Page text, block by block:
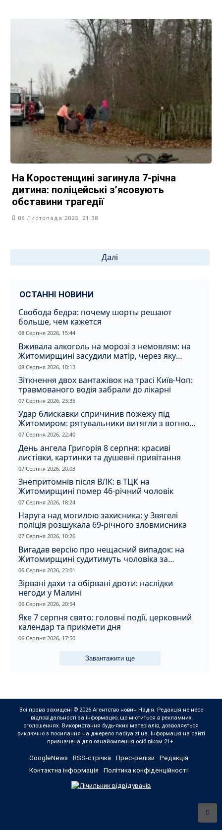
На Коростенщині загинула 7-річна
дитина: поліцейські з’ясовують
обставини трагедії
06 Листопада 2025, 21:38
Далі
ОСТАННІ НОВИНИ
Свобода бедра: почему шорты решают
больше, чем кажется
08 Серпня 2026, 15:44
Вживала алкоголь на морозі з немовлям: на
Житомирщині засудили матір, через яку
дитина отримала обмороження
08 Серпня 2026, 10:13
Зіткнення двох вантажівок на трасі Київ-Чоп:
травмованого водія забрали до лікарні
07 Серпня 2026, 23:35
Удар блискавки спричинив пожежу під
Житомиром: рятувальники витягли з вогню
кота
07 Серпня 2026, 22:40
День ангела Григорія 8 серпня: красиві
листівки, картинки та душевні привітання
07 Серпня 2026, 20:03
Знепритомнів після ВЛК: в ТЦК на
Житомирщині помер 46-річний чоловік
07 Серпня 2026, 18:24
Наруга над могилою захисника: у Звягелі
поліція розшукала 69-річного зловмисника
07 Серпня 2026, 10:26
Вигадав версію про нещасний випадок: на
Житомирщині судитимуть чоловіка за
вбивство співмешканки
06 Серпня 2026, 23:01
Зірвані дахи та обірвані дроти: наслідки
негоди у Малині
06 Серпня 2026, 20:54
Яке 7 серпня свято: головні події, церковний
календар та прикмети дня
06 Серпня 2026, 17:50
Завантажити ще
Всі права захищені © 2026 Агентство новин Надія. Редакція не несе
відповідальності за інформацію, що міститься в рекламних
оголошеннях. Використання будь-яких матеріалів, дозволяється
виключно з посилання на джерело nadiya.zt.ua. Інформація на сайті
призначена для ознайомлення осіб віком 21+.
GoogleNews RSS-стрічка Прес-релізи
Редакція
Контактна інформація
Політика конфіденційності